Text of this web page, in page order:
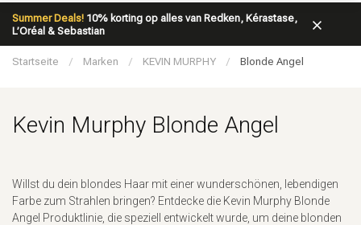
Summer Deals! 10% korting op alles van Redken, Kérastase,
L’Oréal & Sebastian
Haarpflege
Startseite / Marken / KEVIN MURPHY / Blonde Angel
Kevin Murphy Blonde Angel
Willst du dein blondes Haar mit einer wunderschönen, lebendigen
Farbe zum Strahlen bringen? Entdecke die Kevin Murphy Blonde
Angel Produktlinie, die speziell entwickelt wurde, um deine blonden